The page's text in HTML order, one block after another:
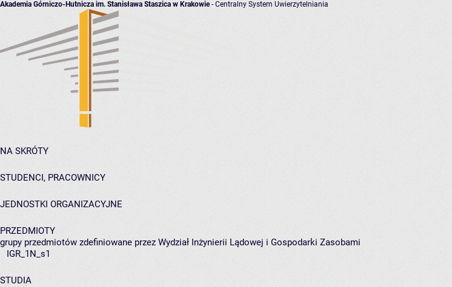
Akademia Górniczo-Hutnicza im. Stanisława Staszica w Krakowie- Centralny System Uwierzytelniania
NA SKRÓTY
STUDENCI, PRACOWNICY
JEDNOSTKI ORGANIZACYJNE
PRZEDMIOTY
grupy przedmiotów zdefiniowane przez Wydział Inżynierii Lądowej i Gospodarki Zasobami
IGR_1N_s1
STUDIA